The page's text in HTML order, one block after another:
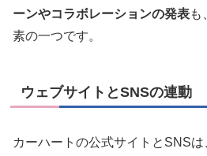
ーンやコラボレーションの発表も
素の一つです。
ウェブサイトとSNSの連動
カーハートの公式サイトとSNS